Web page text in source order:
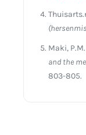
Maki,
and the
803-805.